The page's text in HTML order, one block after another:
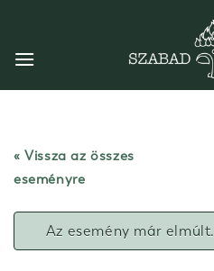
content
« Vissza az összes
eseményre
Az esemény már elmúlt.